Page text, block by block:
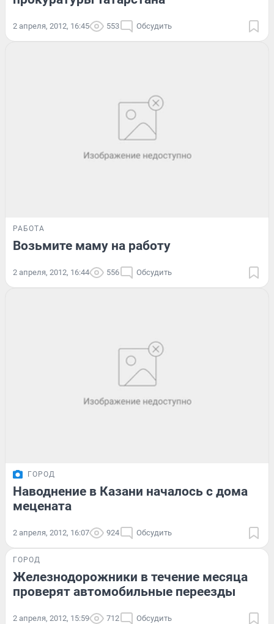
2 апреля, 2012, 16:45 553 Обсудить
РАБОТА
Возьмите маму на работу
2 апреля, 2012, 16:44 556 Обсудить
ГОРОД
Наводнение в Казани началось с дома
мецената
2 апреля, 2012, 16:07 924 Обсудить
ГОРОД
Железнодорожники в течение месяца
проверят автомобильные переезды
2 апреля, 2012, 15:59 712 Обсудить